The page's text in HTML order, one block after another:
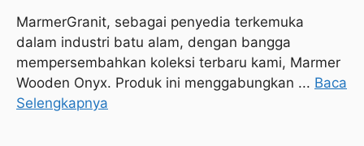
MarmerGranit, sebagai penyedia terkemuka
dalam industri batu alam, dengan bangga
mempersembahkan koleksi terbaru kami, Marmer
Wooden Onyx. Produk ini menggabungkan ... Baca
Selengkapnya